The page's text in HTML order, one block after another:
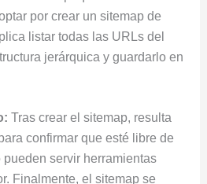
por crear un sitemap de
listar todas las URLs del
jerárquica y guardarlo en
Tras crear el sitemap, resulta
confirmar que esté libre de
servir herramientas
Finalmente, el sitemap se